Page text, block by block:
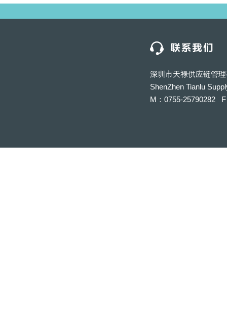
深圳市天禄供应链管
ShenZhen Tianlu
M：0755-25790282 F